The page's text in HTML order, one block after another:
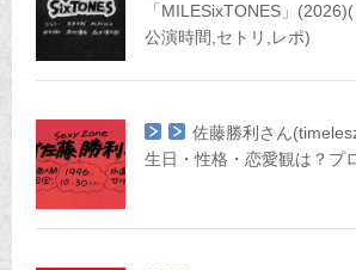
「MILESixTONES」
公演時間,セトリ,レポ)
佐藤勝利さん
生日・性格・恋愛観は？プ